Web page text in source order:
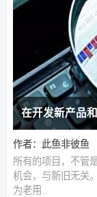
在开发新产品
作者：此鱼非彼鱼
所有的项目，不管
机会，与新旧无关
为老用..